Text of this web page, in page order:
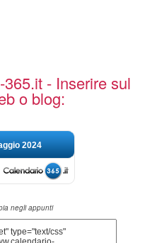
- Inserire sul
o blog:
2024
negli appunti